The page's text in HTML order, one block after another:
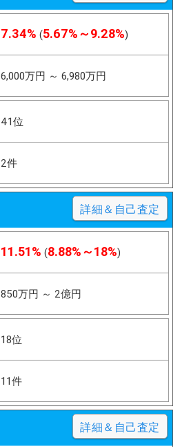
7.34% (5.67%～9.28%)
6,000万円 ～ 6,980万円
41位
2件
詳細＆自己査定
11.51% (8.88%～18%)
850万円 ～ 2億円
18位
11件
詳細＆自己査定